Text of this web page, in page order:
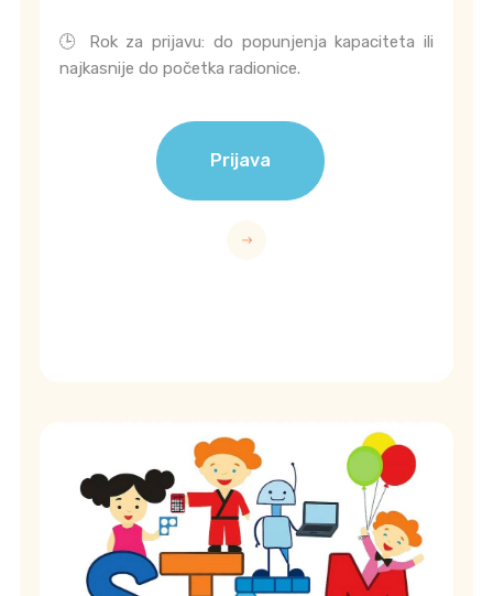
🕒 Rok za prijavu: do popunjenja kapaciteta ili
najkasnije do početka radionice.
Prijava